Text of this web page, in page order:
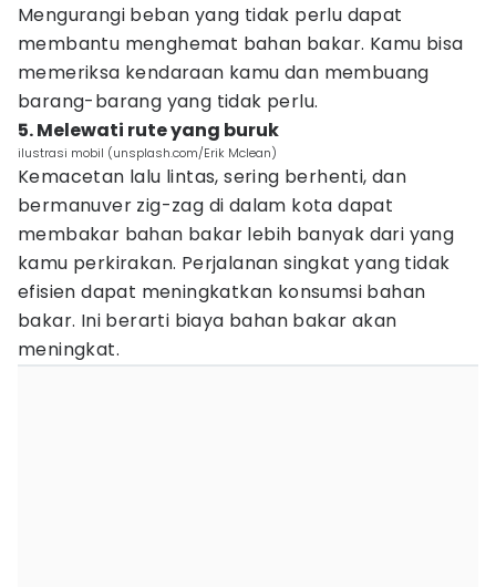
Mengurangi beban yang tidak perlu dapat
membantu menghemat bahan bakar. Kamu bisa
memeriksa kendaraan kamu dan membuang
barang-barang yang tidak perlu.
5. Melewati rute yang buruk
ilustrasi mobil (unsplash.com/Erik Mclean)
Kemacetan lalu lintas, sering berhenti, dan
bermanuver zig-zag di dalam kota dapat
membakar bahan bakar lebih banyak dari yang
kamu perkirakan. Perjalanan singkat yang tidak
efisien dapat meningkatkan konsumsi bahan
bakar. Ini berarti biaya bahan bakar akan
meningkat.